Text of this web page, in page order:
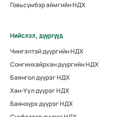
Говьсүмбэр аймгийн НДХ
Нийслэл, дүүргүүд
Чингэлтэй дүүргийн НДХ
Сонгинхайрхан дүүргийн НДХ
Баянгол дүүрэг НДХ
Хан-Уул дүүрэг НДХ
Баянзүрх дүүрэг НДХ